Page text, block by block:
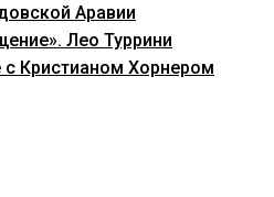
Аравии
Лео Туррини
Кристианом Хорнером